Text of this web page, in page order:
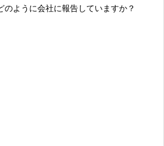
のように会社に報告していますか？